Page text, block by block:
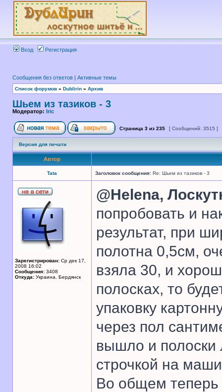
Вход Регистрация
Сообщения без ответов | Активные темы
Список форумов » Dublirin » Архив
Шьем из тазиков - 3
Модератор: Iric
Страница 3 из 235 [ Сообщений: 3515 ]
Версия для печати
Автор
Tata Заголовок сообщения: Re: Шьем из тазиков - 3
Зарегистрирован: Ср дек 17,
2008 16:02
Сообщения: 3408
Откуда: Украина. Бердянск
@Helena,
попробовать и
результат, при
полотна 0,5см,
взяла 30, и
полосках, то
упаковку
через пол
вышло и полоски
строчкой на
Во общем теперь